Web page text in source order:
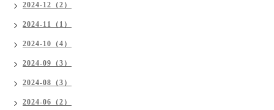
2024-12（2）
2024-11（1）
2024-10（4）
2024-09（3）
2024-08（3）
2024-06（2）